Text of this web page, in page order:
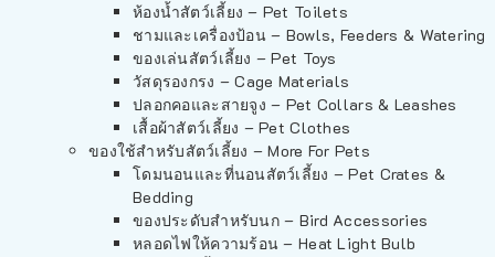
ห้องน้ำสัตว์เลี้ยง – Pet Toilets
ชามและเครื่องป้อน – Bowls, Feeders & Watering
ของเล่นสัตว์เลี้ยง – Pet Toys
วัสดุรองกรง – Cage Materials
ปลอกคอและสายจูง – Pet Collars & Leashes
เสื้อผ้าสัตว์เลี้ยง – Pet Clothes
ของใช้สำหรับสัตว์เลี้ยง – More For Pets
โดมนอนและที่นอนสัตว์เลี้ยง – Pet Crates &
Bedding
ของประดับสำหรับนก – Bird Accessories
หลอดไฟให้ความร้อน – Heat Light Bulb